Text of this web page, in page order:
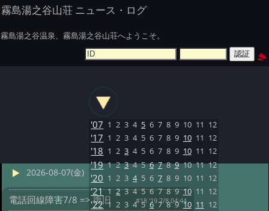
霧島湯之谷山荘 ニュース・ログ
霧島湯之谷温泉、霧島湯之谷山荘へようこそ。
2026-08-07(金)
電話回線障害7/8 => 復旧 #18 '19 7/8 04:44
'07 1 2 3 4 5 6 7 8 9 10 11 12
'17 1 2 3 4 5 6 7 8 9 10 11 12
'18 1 2 3 4 5 6 7 8 9 10 11 12
'19 1 2 3 4 5 6 7 8 9 10 11 12
'20 1 2 3 4 5 6 7 8 9 10 11 12
'21 1 2 3 4 5 6 7 8 9 10 11 12
'22 1 2 3 4 5 6 7 8 9 10 11 12